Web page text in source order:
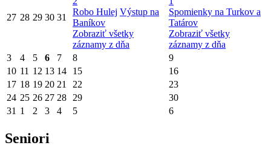
27 28 29 30 31
Robo Hulej Výstup na
Baníkov
Zobraziť všetky
záznamy z dňa
Spomienky na Turkov a
Tatárov
Zobraziť všetky
záznamy z dňa
3
4 5 6 7 8
9
10 11 12 13 14 15
16
17 18 19 20 21 22
23
24 25 26 27 28 29
30
31 1 2 3 4 5 6
Seniori